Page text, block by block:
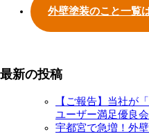
外壁塗装のこと一覧
最新の投稿
【ご報告】当社が
ユーザー満足優良
宇都宮で急増！外